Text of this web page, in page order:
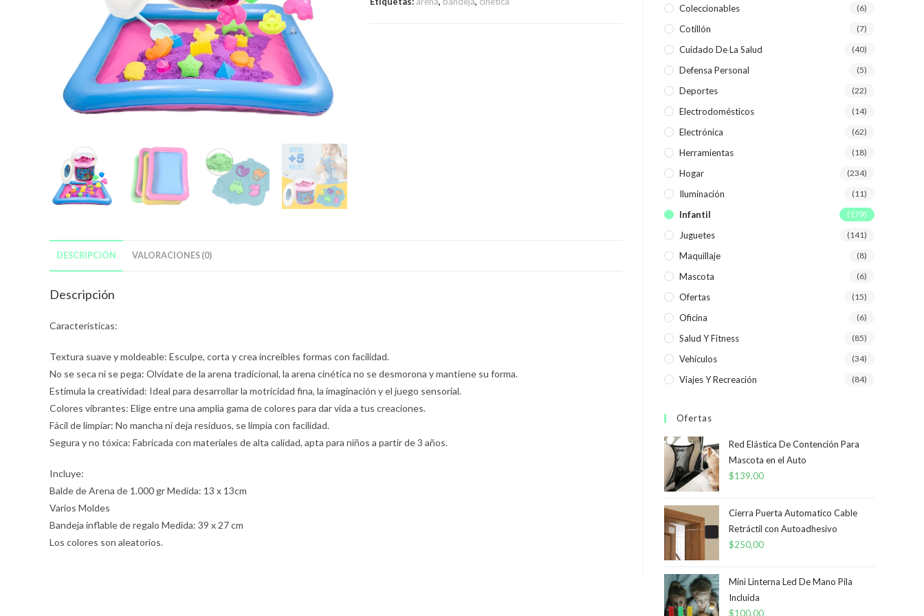
DESCRIPCIÓN VALORACIONES (0)
Descripción
Características:
Textura suave y moldeable: Esculpe, corta y crea increíbles formas con facilidad.
No se seca ni se pega: Olvídate de la arena tradicional, la arena cinética no se desmorona y mantiene su forma.
Estimula la creatividad: Ideal para desarrollar la motricidad fina, la imaginación y el juego sensorial.
Colores vibrantes: Elige entre una amplia gama de colores para dar vida a tus creaciones.
Fácil de limpiar: No mancha ni deja residuos, se limpia con facilidad.
Segura y no tóxica: Fabricada con materiales de alta calidad, apta para niños a partir de 3 años.
Incluye:
Balde de Arena de 1.000 gr Medida: 13 x 13cm
Varios Moldes
Bandeja inflable de regalo Medida: 39 x 27 cm
Los colores son aleatorios.
Coleccionables (6)
Cotillón (7)
Cuidado De La Salud (40)
Defensa Personal (5)
Deportes (22)
Electrodomésticos (14)
Electrónica (62)
Herramientas (18)
Hogar (234)
Iluminación (11)
Infantil (179)
Juguetes (141)
Maquillaje (8)
Mascota (6)
Ofertas (15)
Oficina (6)
Salud Y Fitness (85)
Vehículos (34)
Viajes Y Recreación (84)
Ofertas
Red Elástica De Contención Para
Mascota en el Auto
$139,00
Cierra Puerta Automatico Cable
Retráctil con Autoadhesivo
$250,00
Mini Linterna Led De Mano Pila
Incluida
$100,00